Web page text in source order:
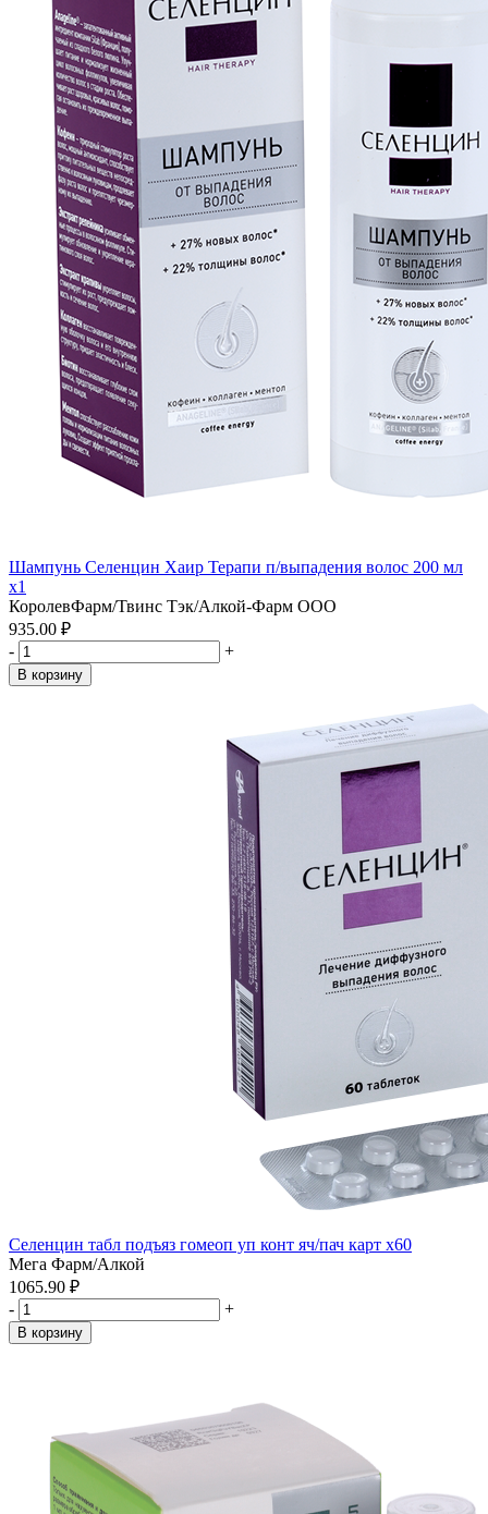
Шампунь Селенцин Хаир Терапи п/выпадения волос 200 мл
x1
КоролевФарм/Твинс Тэк/Алкой-Фарм ООО
935.00 ₽
-
+
В корзину
Селенцин табл подъяз гомеоп уп конт яч/пач карт x60
Мега Фарм/Алкой
1065.90 ₽
-
+
В корзину